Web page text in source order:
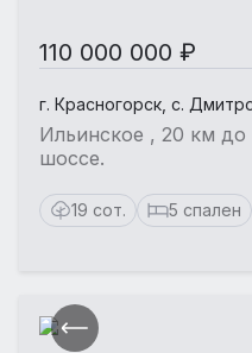
110 000 000 ₽
г. Красногорск, с.
Ильинское , 20 км
шоссе.
19 сот. 5 спален